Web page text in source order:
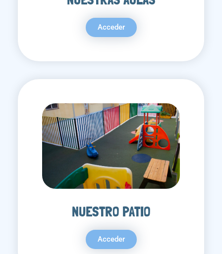
Acceder
NUESTRO PATIO
Acceder